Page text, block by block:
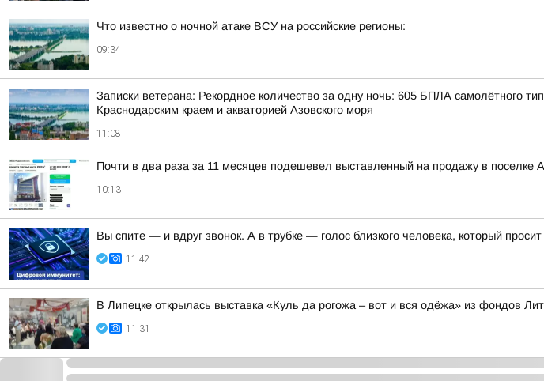
Что известно о ночной атаке ВСУ на российские регионы:
09:34
Записки ветерана: Рекордное количество за одну ночь: 605 БПЛА самолётного
Краснодарским краем и акваторией Азовского моря
11:08
Почти в два раза за 11 месяцев подешевел выставленный на продажу в поселке
10:13
Вы спите — и вдруг звонок. А в трубке — голос близкого человека, который
11:42
В Липецке открылась выставка «Куль да рогожа – вот и вся одёжа» из фондов
11:31